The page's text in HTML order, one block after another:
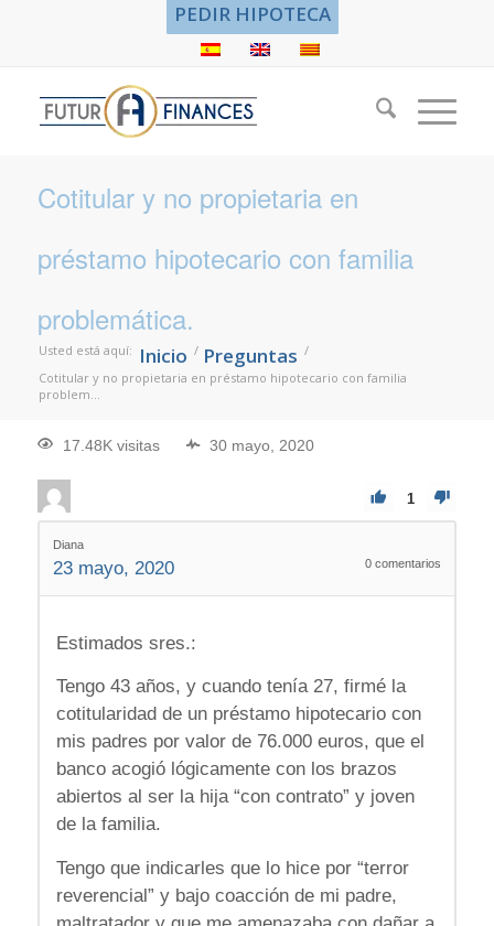
PEDIR HIPOTECA
Cotitular y no propietaria en
préstamo hipotecario con familia
problemática.
Usted está aquí: Inicio / Preguntas /
Cotitular y no propietaria en préstamo hipotecario con familia
problem...
17.48K visitas 30 mayo, 2020
1
Diana
23 mayo, 2020 0 comentarios
Estimados sres.:
Tengo 43 años, y cuando tenía 27, firmé la
cotitularidad de un préstamo hipotecario con
mis padres por valor de 76.000 euros, que el
banco acogió lógicamente con los brazos
abiertos al ser la hija “con contrato” y joven
de la familia.
Tengo que indicarles que lo hice por “terror
reverencial” y bajo coacción de mi padre,